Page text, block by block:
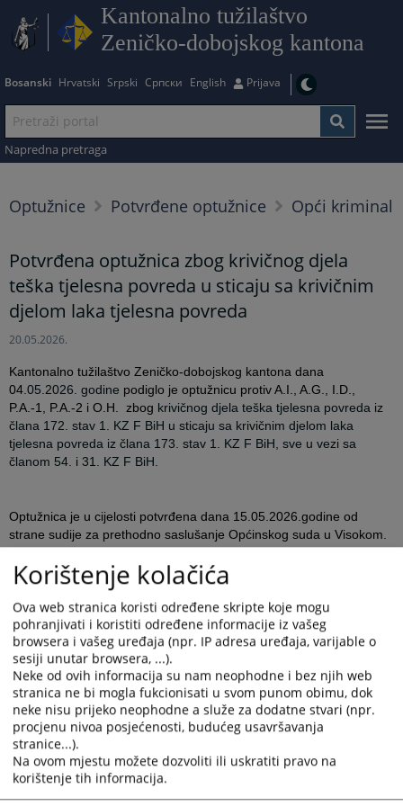
Kantonalno tužilaštvo
Zeničko-dobojskog kantona
Bosanski Hrvatski Srpski Српски English Prijava
Napredna pretraga
Optužnice Potvrđene optužnice Opći kriminal
Potvrđena optužnica zbog krivičnog djela
teška tjelesna povreda u sticaju sa krivičnim
djelom laka tjelesna povreda
20.05.2026.
Kantonalno tužilaštvo Zeničko-dobojskog kantona dana
04.05.2026. godine podiglo je optužnicu protiv A.I., A.G., I.D.,
P.A.-1, P.A.-2 i O.H. zbog krivičnog djelateška tjelesna povreda iz
člana 172. stav 1. KZ F BiH u sticaju sa krivičnim djelom laka
tjelesna povreda iz člana 173. stav 1. KZ F BiH, sve u vezi sa
članom 54. i 31. KZ F BiH.
Optužnica je u cijelosti potvrđena dana 15.05.2026.godine od
strane sudije za prethodno saslušanje Općinskog suda u Visokom.
*Molimo Vas da pri preuzimanju ili prenošenju informacija koje
objavljuje Kantonalno tužilaštvo Zeničko-dobojskog kantona o
predmetima u kojima su osobe osumnjičene ili optužene za
krivična djela, imate u vidu presumpciju nevinosti iz člana 3.
Zakona o krivičnom postupku F BiH u kojem je u stavu 1.
definisano da se svako smatra nevinim za krivično djelo dok se
pravomoćnom presudom ne utvrdi njegova krivnja.
Optužnica koja se nalazi u prilogu objave je anonimizirana u cilju
Korištenje kolačića
Ova web stranica koristi određene skripte koje mogu
pohranjivati i koristiti određene informacije iz vašeg
browsera i vašeg uređaja (npr. IP adresa uređaja, varijable o
sesiji unutar browsera, ...).
Neke od ovih informacija su nam neophodne i bez njih web
stranica ne bi mogla fukcionisati u svom punom obimu, dok
neke nisu prijeko neophodne a služe za dodatne stvari (npr.
procjenu nivoa posjećenosti, budućeg usavršavanja
stranice...).
Na ovom mjestu možete dozvoliti ili uskratiti pravo na
korištenje tih informacija.